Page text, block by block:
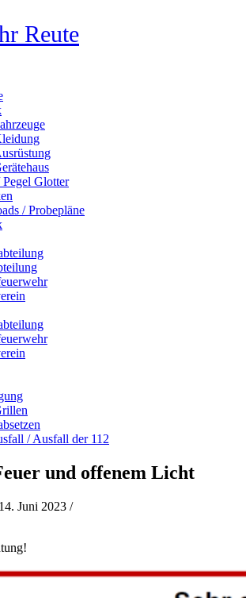
Reute
Pegel Glotter
/ Probepläne
/ Ausfall der 112
und offenem Licht
14. Juni 2023 /